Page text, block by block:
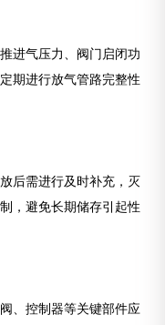
进气压力、阀门启闭功
期进行放气管路完整性
后需进行及时补充，灭
，避免长期储存引起性
、控制器等关键部件应